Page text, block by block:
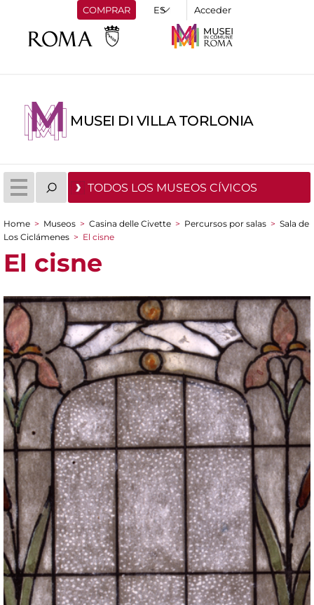
COMPRAR Acceder
MUSEI DI VILLA TORLONIA
TODOS LOS MUSEOS CÍVICOS
You are here
Home > Museos > Casina delle Civette > Percursos por salas > Sala de
Los Ciclámenes > El cisne
El cisne